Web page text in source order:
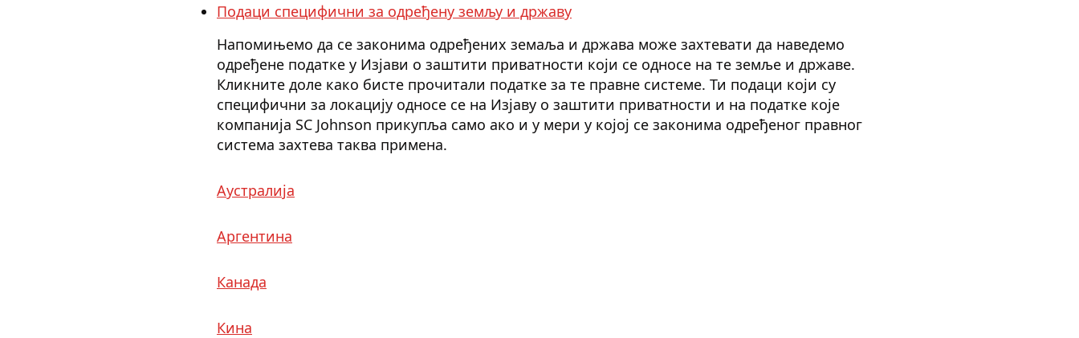
Подаци специфични за одређену земљу и државу
Напомињемо да се законима одређених земаља и држава може захтевати да наведемо
одређене податке у Изјави о заштити приватности који се односе на те земље и државе.
Кликните доле како бисте прочитали податке за те правне системе. Ти подаци који су
специфични за локацију односе се на Изјаву о заштити приватности и на податке које
компанија SC Johnson прикупља само ако и у мери у којој се законима одређеног правног
система захтева таква примена.
Аустралија
Аргентина
Канада
Кина